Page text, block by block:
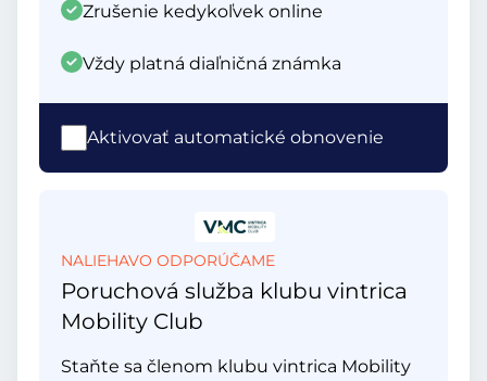
Zrušenie kedykoľvek online
Vždy platná diaľničná známka
Aktivovať automatické obnovenie
NALIEHAVO ODPORÚČAME
Poruchová služba klubu vintrica
Mobility Club
Staňte sa členom klubu vintrica Mobility